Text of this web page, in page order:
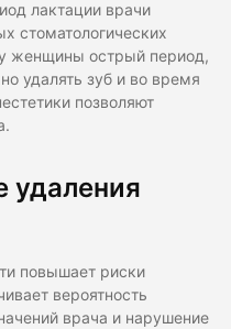
лактации врачи
стоматологических
женщины острый период,
удалять зуб и во время
позволяют
удаления
повышает риски
вероятность
врача и нарушение